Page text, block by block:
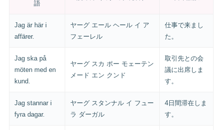
語
Jag är här i
affärer.
ヤーグ エール ヘール イ ア
フェーレル
仕事で来まし
た。
Jag ska på
möten med en
kund.
ヤーグ スカ ポー モェーテン
メード エン クンド
取引先との会
議に出席しま
す。
Jag stannar i
fyra dagar.
ヤーグ スタンナル イ フュー
ラ ダーガル
4日間滞在しま
す。